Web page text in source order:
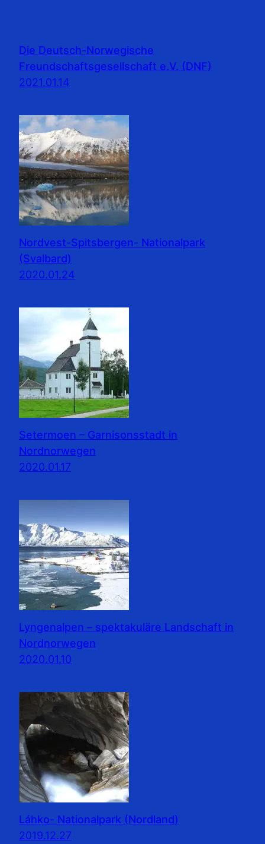
Die Deutsch-Norwegische
Freundschaftsgesellschaft e.V. (DNF)
2021.01.14
Nordvest-Spitsbergen- Nationalpark
(Svalbard)
2020.01.24
Setermoen – Garnisonsstadt in
Nordnorwegen
2020.01.17
Lyngenalpen – spektakuläre Landschaft in
Nordnorwegen
2020.01.10
Láhko- Nationalpark (Nordland)
2019.12.27